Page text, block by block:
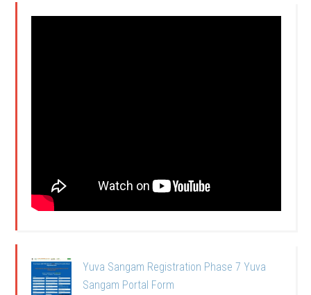
Yuva Sangam Registration Phase 7 Yuva
Sangam Portal Form